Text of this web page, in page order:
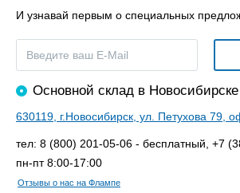
И узнавай первым о специальных
Основной склад в Новосибирске
630119, г.Новосибирск, ул. Петухова 79,
тел: 8 (800) 201-05-06 - бесплатный, +7
пн-пт 8:00-17:00
Отзывы о нас на Флампе